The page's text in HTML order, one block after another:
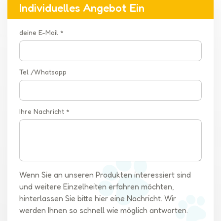
während der gesamten Reise.1.3. Reduzierte Belastung der
Gelenke und Muskeln Ihres Hundes:Große Hunde,
eingeschränkter Mobilität, können von der Verwendung eines
gepolsterte Fahrt trägt der Kinderwagen dazu bei, die
Gelenke und Muskeln Ihres Hundes zu entlasten. Dies ist
oder anderen Gesundheitszuständen, die ihre Mobilität
einschränken. Der Kinderwagen fungiert als unterstützender
und komfortabler Raum, sodass Ihr Hund ohne unnötige
während der Fahrt: Große Hundekinderwagen bieten Ihrem
pelzigen Freund einen sicheren und geschlossenen Raum und
verhindern so, dass er wegläuft oder in gefährliche Situationen
gerät. Die robuste Konstruktion und die zuverlässigen
Verriegelungsmechanismen sorgen dafür, dass Ihr Hund
jederzeit sicher im Kinderwagen bleibt. 2.2 Schutz vor
Individuelles Angebot Ein
deine E-Mail *
Tel /Whatsapp
Ihre Nachricht *
Wenn Sie an unseren Produkten interessiert sind
und weitere Einzelheiten erfahren möchten,
hinterlassen Sie bitte hier eine Nachricht. Wir
werden Ihnen so schnell wie möglich antworten.